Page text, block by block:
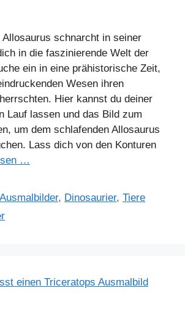
Allosaurus schnarcht in seiner
in die faszinierende Welt der
ein in eine prähistorische Zeit,
Wesen ihren
Hier kannst du deiner
Lauf lassen und das Bild zum
um dem schlafenden Allosaurus
Lass dich von den Konturen
…
Ausmalbilder, Dinosaurier,Tiere